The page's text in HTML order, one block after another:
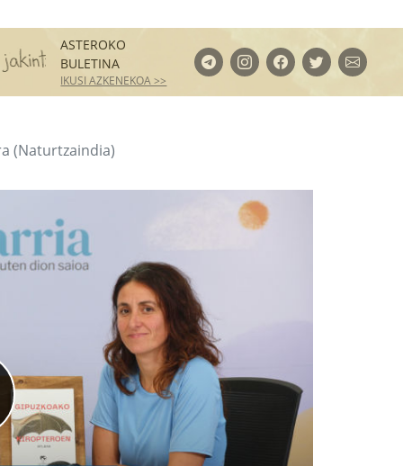
barneratzen dituzte. Matematika, kimika,
ASTEROKO
BULETINA
IKUSI AZKENEKOA >>
(Naturtzaindia)